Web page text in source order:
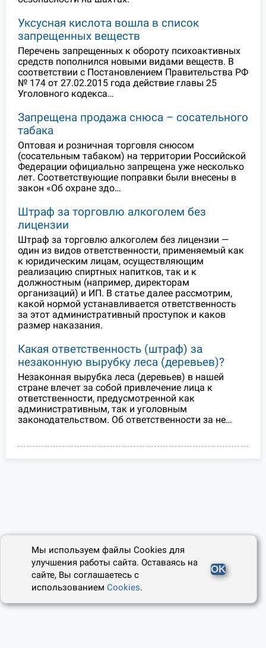
Уксусная кислота вошла в список
запрещенных веществ
Перечень запрещенных к обороту психоактивных
средств пополнился новыми видами веществ. В
соответствии с Постановлением Правительства РФ
№ 174 от 27.02.2015 года действие главы 25
Уголовного кодекса…
Запрещена продажа снюса – сосательного
табака
Оптовая и розничная торговля снюсом
(сосательным табаком) на территории Российской
Федерации официально запрещена уже несколько
лет. Соответствующие поправки были внесены в
закон «Об охране здо…
Штраф за торговлю алкоголем без
лицензии
Штраф за торговлю алкоголем без лицензии —
один из видов ответственности, применяемый как
к юридическим лицам, осуществляющим
реализацию спиртных напитков, так и к
должностным (например, директорам
организаций) и ИП. В статье далее рассмотрим,
какой нормой устанавливается ответственность
за этот административный проступок и каков
размер наказания.
Какая ответственность (штраф) за
незаконную вырубку леса (деревьев)?
Незаконная вырубка леса (деревьев) в нашей
стране влечет за собой привлечение лица к
ответственности, предусмотренной как
административным, так и уголовным
законодательством. Об ответственности за не…
Мы используем файлы Cookies для
улучшения работы сайта. Оставаясь на
сайте, Вы соглашаетесь с
использованиемCookies.
OK